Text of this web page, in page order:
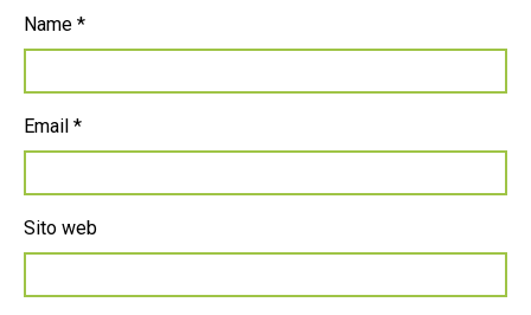
Name *
Email *
Sito web